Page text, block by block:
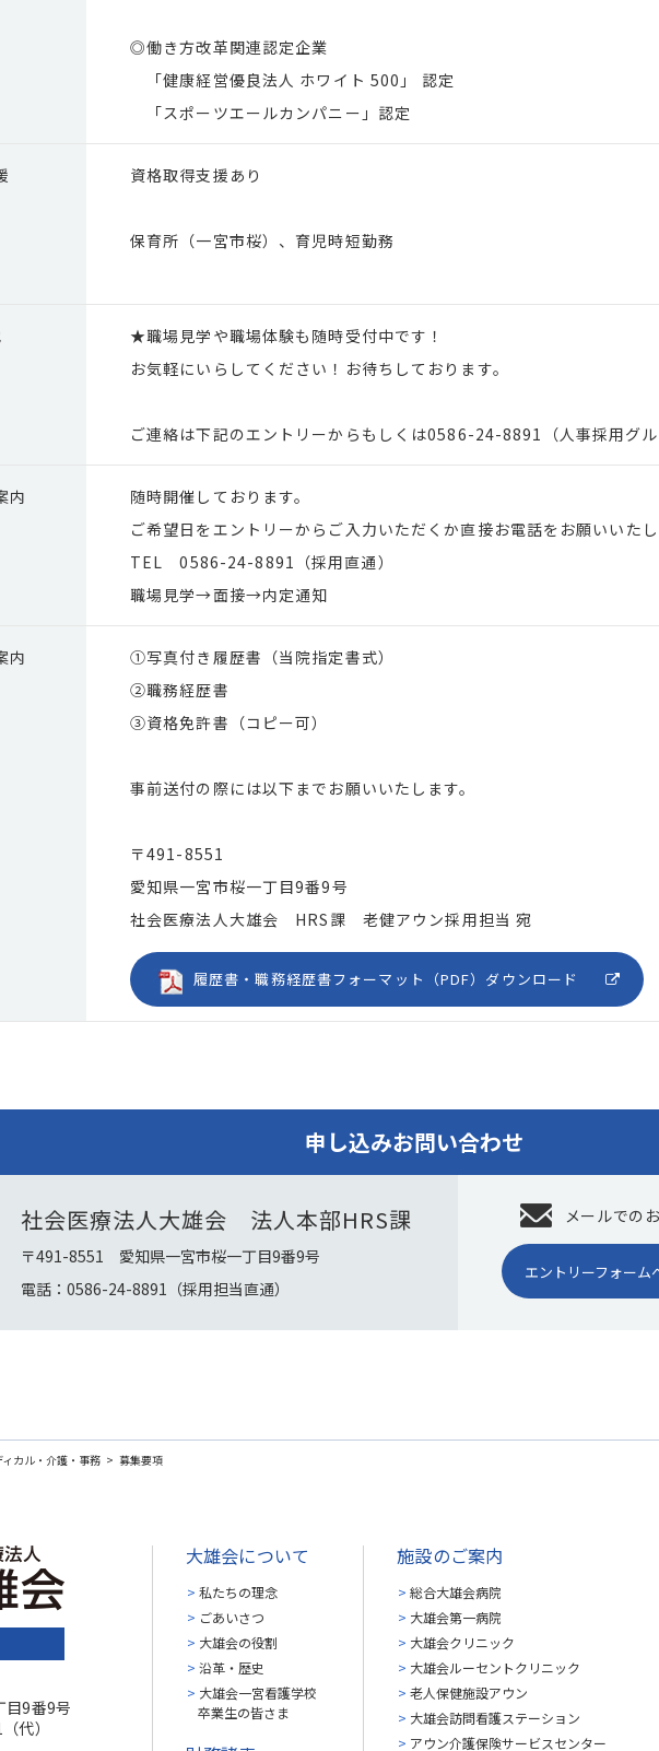
◎働き方改革関連認定企業
「健康経営優良法人 ホワイト 500」 認定
「スポーツエールカンパニー」認定
資格取得支援あり
保育所（一宮市桜）、育児時短勤務
★職場見学や職場体験も随時受付中です！
お気軽にいらしてください！お待ちしております。
ご連絡は下記のエントリーからもしくは0586-24-8891（人事採用グ
内
随時開催しております。
ご希望日をエントリーからご入力いただくか直接お電話をお願いいた
TEL 0586-24-8891（採用直通）
職場見学→面接→内定通知
内
①写真付き履歴書（当院指定書式）
②職務経歴書
③資格免許書（コピー可）
事前送付の際には以下までお願いいたします。
〒491-8551
愛知県一宮市桜一丁目9番9号
社会医療法人大雄会 HRS課 老健アウン採用担当 宛
履歴書・職務経歴書フォーマット（PDF）ダウンロード
申し込みお問い合わせ
社会医療法人大雄会 法人本部HRS課
〒491-8551 愛知県一宮市桜一丁目9番9号
電話：0586-24-8891（採用担当直通）
メールでの
エントリーフォーム
ィカル・介護・事務 募集要項
目9番9号
代）
大雄会について
私たちの理念
ごあいさつ
大雄会の役割
沿革・歴史
大雄会一宮看護学校
卒業生の皆さま
施設のご案内
総合大雄会病院
大雄会第一病院
大雄会クリニック
大雄会ルーセントクリニック
老人保健施設アウン
大雄会訪問看護ステーション
アウン介護保険サービスセンター